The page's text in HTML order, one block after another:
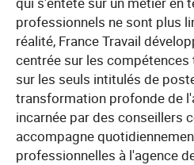
professionnels ne sont plus
réalité, France Travail
centrée sur les
sur les seuls intitulés de
transformation profonde de
incarnée par des conseillers
accompagne
professionnelles à l'agence